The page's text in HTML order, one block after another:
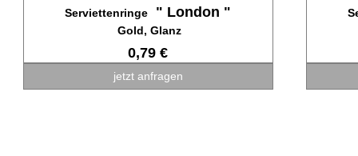
Serviettenringe" London "
Gold, Glanz
0,79 €
jetzt anfragen